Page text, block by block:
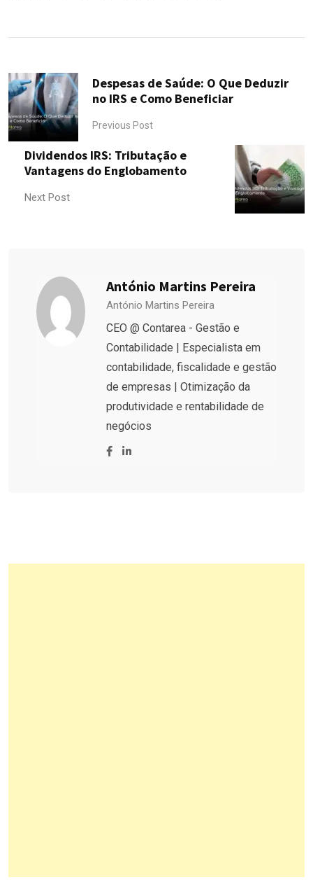
Despesas de Saúde: O Que Deduzir
no IRS e Como Beneficiar
Previous Post
Dividendos IRS: Tributação e
Vantagens do Englobamento
Next Post
António Martins Pereira
António Martins Pereira
CEO @ Contarea - Gestão e
Contabilidade | Especialista em
contabilidade, fiscalidade e gestão
de empresas | Otimização da
produtividade e rentabilidade de
negócios